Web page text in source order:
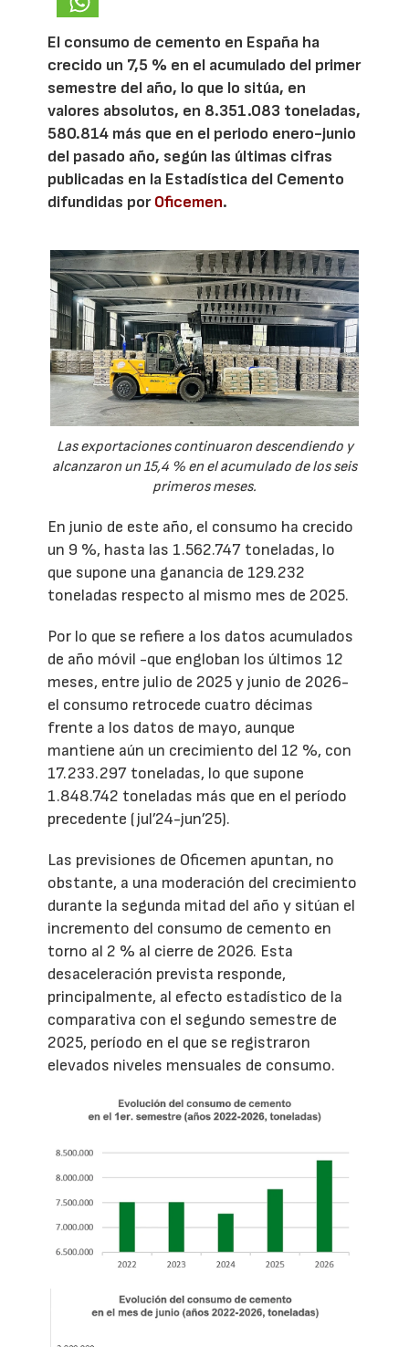
El consumo de cemento en España ha
crecido un 7,5 % en el acumulado del primer
semestre del año, lo que lo sitúa, en
valores absolutos, en 8.351.083 toneladas,
580.814 más que en el periodo enero-junio
del pasado año, según las últimas cifras
publicadas en la Estadística del Cemento
difundidas porOficemen.
Las exportaciones continuaron descendiendo y
alcanzaron un 15,4 % en el acumulado de los seis
primeros meses.
En junio de este año, el consumo ha crecido
un 9 %, hasta las 1.562.747 toneladas, lo
que supone una ganancia de 129.232
toneladas respecto al mismo mes de 2025.
Por lo que se refiere a los datos acumulados
de año móvil -que engloban los últimos 12
meses, entre julio de 2025 y junio de 2026-
el consumo retrocede cuatro décimas
frente a los datos de mayo, aunque
mantiene aún un crecimiento del 12 %, con
17.233.297 toneladas, lo que supone
1.848.742 toneladas más que en el período
precedente (jul’24-jun’25).
Las previsiones de Oficemen apuntan, no
obstante, a una moderación del crecimiento
durante la segunda mitad del año y sitúan el
incremento del consumo de cemento en
torno al 2 % al cierre de 2026. Esta
desaceleración prevista responde,
principalmente, al efecto estadístico de la
comparativa con el segundo semestre de
2025, período en el que se registraron
elevados niveles mensuales de consumo.